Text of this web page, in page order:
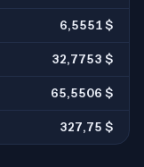
6,5551 $
32,7753 $
65,5506 $
327,75 $